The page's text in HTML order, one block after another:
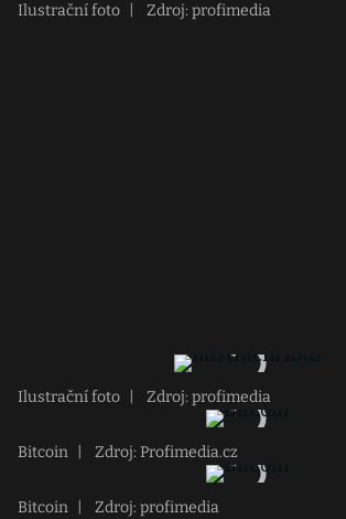
Ilustrační foto Zdroj: profimedia
Ilustrační foto Zdroj: profimedia
Bitcoin Zdroj: Profimedia.cz
Bitcoin Zdroj: profimedia